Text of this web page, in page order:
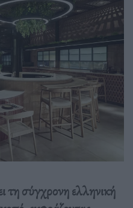
τη σύγχρονη ελληνική